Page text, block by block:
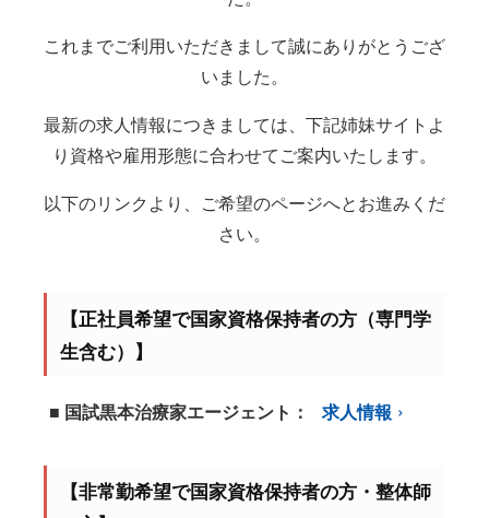
これまでご利用いただきまして誠にありがとうござ
いました。
最新の求人情報につきましては、下記姉妹サイトよ
り資格や雇用形態に合わせてご案内いたします。
以下のリンクより、ご希望のページへとお進みくだ
さい。
【正社員希望で国家資格保持者の方（専門学
生含む）】
■ 国試黒本治療家エージェント： 求人情報
【非常勤希望で国家資格保持者の方・整体師